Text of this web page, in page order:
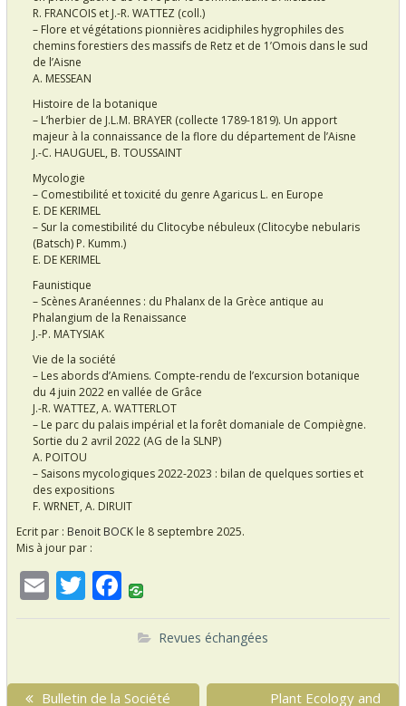
R. FRANCOIS et J.-R. WATTEZ (coll.)
– Flore et végétations pionnières acidiphiles hygrophiles des
chemins forestiers des massifs de Retz et de 1’Omois dans le sud
de l’Aisne
A. MESSEAN
Histoire de la botanique
– L’herbier de J.L.M. BRAYER (collecte 1789-1819). Un apport
majeur à la connaissance de la flore du département de l’Aisne
J.-C. HAUGUEL, B. TOUSSAINT
Mycologie
– Comestibilité et toxicité du genre Agaricus L. en Europe
E. DE KERIMEL
– Sur la comestibilité du Clitocybe nébuleux (Clitocybe nebularis
(Batsch) P. Kumm.)
E. DE KERIMEL
Faunistique
– Scènes Aranéennes : du Phalanx de la Grèce antique au
Phalangium de la Renaissance
J.-P. MATYSIAK
Vie de la société
– Les abords d’Amiens. Compte-rendu de l’excursion botanique
du 4 juin 2022 en vallée de Grâce
J.-R. WATTEZ, A. WATTERLOT
– Le parc du palais impérial et la forêt domaniale de Compiègne.
Sortie du 2 avril 2022 (AG de la SLNP)
A. POITOU
– Saisons mycologiques 2022-2023 : bilan de quelques sorties et
des expositions
F. WRNET, A. DIRUIT
Ecrit par : Benoit BOCK le 8 septembre 2025.
Mis à jour par :
E T F
Revues échangées
N
P
Bulletin de la Société N
Plant Ecology and